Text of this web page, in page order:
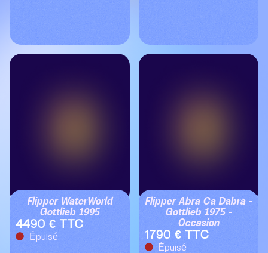
Flipper WaterWorld
Gottlieb 1995
4490 € TTC
Épuisé
Flipper Abra Ca Dabra –
Gottlieb 1975 –
Occasion
1790 € TTC
Épuisé